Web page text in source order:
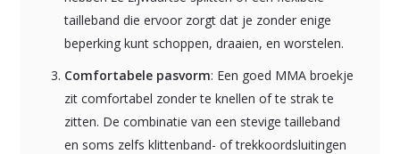
tailleband die ervoor zorgt dat je zonder enige
beperking kunt schoppen, draaien, en worstelen.
Comfortabele pasvorm: Een goed MMA broekje
zit comfortabel zonder te knellen of te strak te
zitten. De combinatie van een stevige tailleband
en soms zelfs klittenband- of trekkoordsluitingen